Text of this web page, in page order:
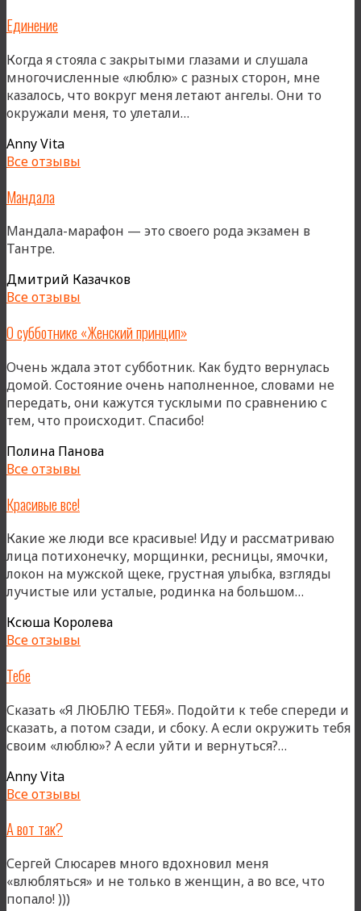
Единение
Когда я стояла с закрытыми глазами и слушала
многочисленные «люблю» с разных сторон, мне
казалось, что вокруг меня летают ангелы. Они то
окружали меня, то улетали…
Anny Vita
Все отзывы
Мандала
Мандала-марафон — это своего рода экзамен в
Тантре.
Дмитрий Казачков
Все отзывы
О субботнике «Женский принцип»
Очень ждала этот субботник. Как будто вернулась
домой. Состояние очень наполненное, словами не
передать, они кажутся тусклыми по сравнению с
тем, что происходит. Спасибо!
Полина Панова
Все отзывы
Красивые все!
Какие же люди все красивые! Иду и рассматриваю
лица потихонечку, морщинки, ресницы, ямочки,
локон на мужской щеке, грустная улыбка, взгляды
лучистые или усталые, родинка на большом…
Ксюша Королева
Все отзывы
Тебе
Сказать «Я ЛЮБЛЮ ТЕБЯ». Подойти к тебе спереди и
сказать, а потом сзади, и сбоку. А если окружить тебя
своим «люблю»? А если уйти и вернуться?…
Anny Vita
Все отзывы
А вот так?
Сергей Слюсарев много вдохновил меня
«влюбляться» и не только в женщин, а во все, что
попало! )))